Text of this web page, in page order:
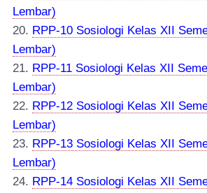
Lembar)
20. RPP-10 Sosiologi Kelas XII
Lembar)
21. RPP-11 Sosiologi Kelas XII
Lembar)
22. RPP-12 Sosiologi Kelas XII
Lembar)
23. RPP-13 Sosiologi Kelas XII
Lembar)
24. RPP-14 Sosiologi Kelas XII